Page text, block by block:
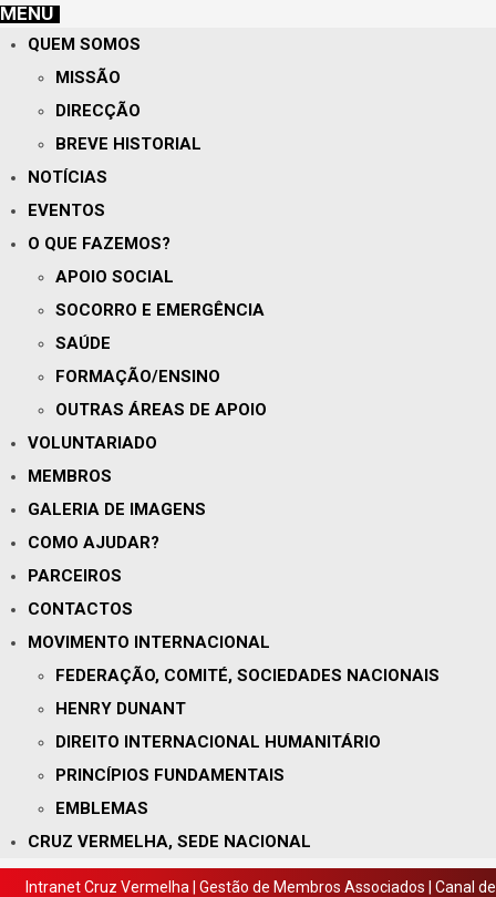
MENU
QUEM SOMOS
MISSÃO
DIRECÇÃO
BREVE HISTORIAL
NOTÍCIAS
EVENTOS
O QUE FAZEMOS?
APOIO SOCIAL
SOCORRO E EMERGÊNCIA
SAÚDE
FORMAÇÃO/ENSINO
OUTRAS ÁREAS DE APOIO
VOLUNTARIADO
MEMBROS
GALERIA DE IMAGENS
COMO AJUDAR?
PARCEIROS
CONTACTOS
MOVIMENTO INTERNACIONAL
FEDERAÇÃO, COMITÉ, SOCIEDADES NACIONAIS
HENRY DUNANT
DIREITO INTERNACIONAL HUMANITÁRIO
PRINCÍPIOS FUNDAMENTAIS
EMBLEMAS
CRUZ VERMELHA, SEDE NACIONAL
Intranet Cruz Vermelha Gestão de Membros Associados
Canal de